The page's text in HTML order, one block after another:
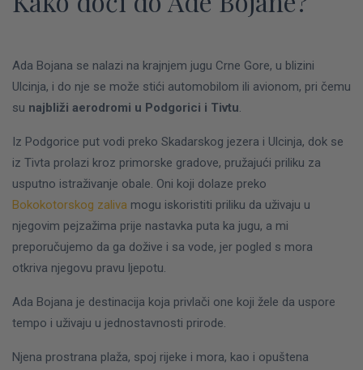
Ada Bojana se nalazi na krajnjem jugu Crne Gore, u blizini
Ulcinja, i do nje se može stići automobilom ili avionom, pri čemu
su najbliži aerodromi u Podgorici i Tivtu.
Iz Podgorice put vodi preko Skadarskog jezera i Ulcinja, dok se
iz Tivta prolazi kroz primorske gradove, pružajući priliku za
usputno istraživanje obale. Oni koji dolaze preko
Bokokotorskog zaliva mogu iskoristiti priliku da uživaju u
njegovim pejzažima prije nastavka puta ka jugu, a mi
preporučujemo da ga dožive i sa vode, jer pogled s mora
otkriva njegovu pravu ljepotu.
Ada Bojana je destinacija koja privlači one koji žele da usporе
tempo i uživaju u jednostavnosti prirode.
Njena prostrana plaža, spoj rijeke i mora, kao i opuštena